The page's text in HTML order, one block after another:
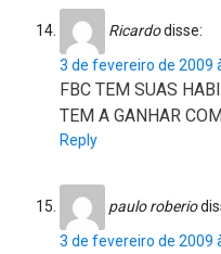
Ricardodisse:
3 de fevereiro de 2009
FBC TEM SUAS
TEM A GANHAR
Reply
paulo roberio
3 de fevereiro de 2009